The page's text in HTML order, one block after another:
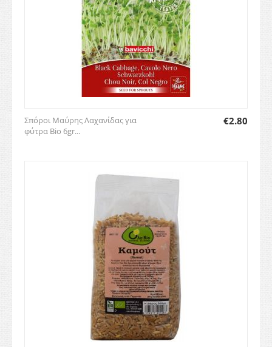
Σπόροι Μαύρης Λαχανίδας για
φύτρα Bio 6gr...
€2.80